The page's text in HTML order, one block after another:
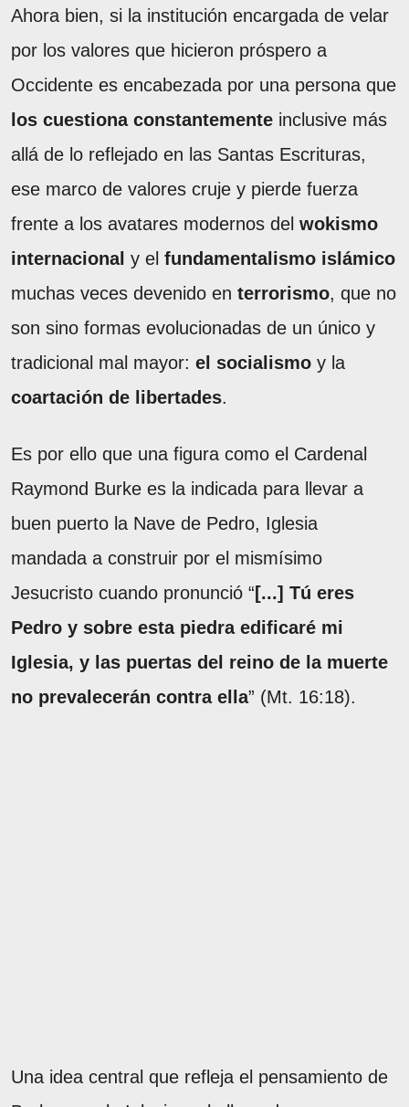
Ahora bien, si la institución encargada de velar
por los valores que hicieron próspero a
Occidente es encabezada por una persona que
los cuestiona constantemente inclusive más
allá de lo reflejado en las Santas Escrituras,
ese marco de valores cruje y pierde fuerza
frente a los avatares modernos del wokismo
internacional y el fundamentalismo islámico
muchas veces devenido en terrorismo, que no
son sino formas evolucionadas de un único y
tradicional mal mayor: el socialismo y la
coartación de libertades.
Es por ello que una figura como el Cardenal
Raymond Burke es la indicada para llevar a
buen puerto la Nave de Pedro, Iglesia
mandada a construir por el mismísimo
Jesucristo cuando pronunció “[...] Tú eres
Pedro y sobre esta piedra edificaré mi
Iglesia, y las puertas del reino de la muerte
no prevalecerán contra ella” (Mt. 16:18).
Una idea central que refleja el pensamiento de